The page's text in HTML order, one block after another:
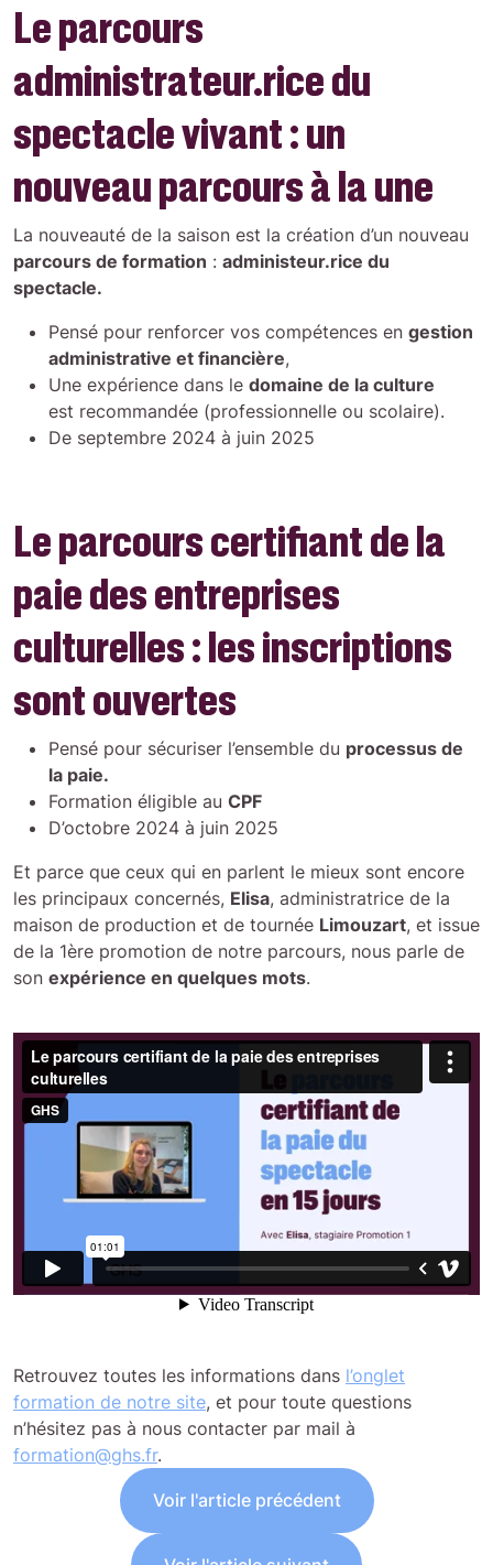
Le parcours
administrateur.rice du
spectacle vivant : un
nouveau parcours à la une
La nouveauté de la saison est la création d’un nouveau
parcours de formation : administeur.rice du
spectacle.
Pensé pour renforcer vos compétences en gestion
administrative et financière,
Une expérience dans le domaine de la culture
est recommandée (professionnelle ou scolaire).
De septembre 2024 à juin 2025
Le parcours certifiant de la
paie des entreprises
culturelles : les inscriptions
sont ouvertes
Pensé pour sécuriser l’ensemble du processus de
la paie.
Formation éligible au CPF
D’octobre 2024 à juin 2025
Et parce que ceux qui en parlent le mieux sont encore
les principaux concernés, Elisa, administratrice de la
maison de production et de tournée Limouzart, et issue
de la 1ère promotion de notre parcours, nous parle de
son expérience en quelques mots.
Retrouvez toutes les informations dans l’onglet
formation de notre site, et pour toute questions
n’hésitez pas à nous contacter par mail à
formation@ghs.fr.
Voir l'article précédent